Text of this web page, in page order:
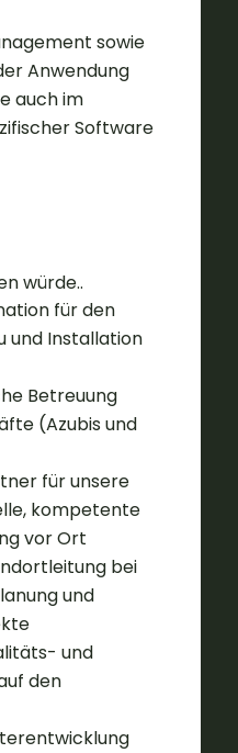
sowie
Anwendung
auch im
Software
würde..
für den
und Installation
Betreuung
(Azubis und
für unsere
kompetente
vor Ort
bei
und
und
den